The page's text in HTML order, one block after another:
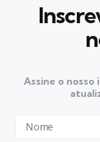
Assine o